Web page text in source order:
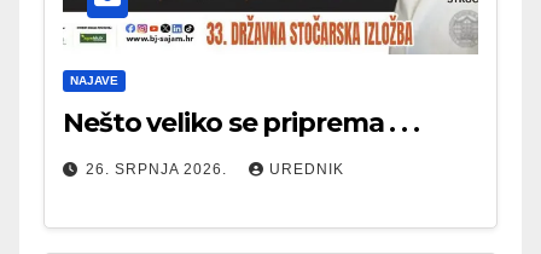
NAJAVE
Nešto veliko se priprema . . .
26. SRPNJA 2026. UREDNIK